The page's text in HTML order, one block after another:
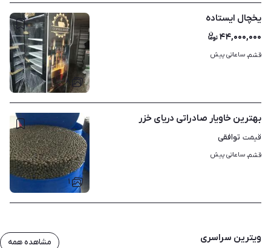
۸
یخچال ایستاده
۴۴,۰۰۰,۰۰۰
قشم، ساعاتی پیش
۱
بهترین خاویار صادراتی دریای خزر
قیمت توافقی
قشم، ساعاتی پیش
ویترین سراسری مشاهده همه